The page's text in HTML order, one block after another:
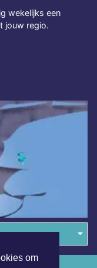
om
wekelijks een
jouw regio.